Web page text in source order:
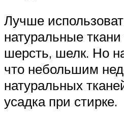
Лучше
натуральные
шерсть, шелк. Но
что небольшим
натуральных
усадка при стирке.